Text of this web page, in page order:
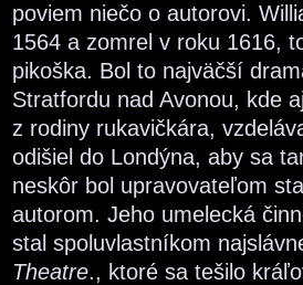
poviem niečo o autorovi.
1564 a zomrel v roku 1616,
pikoška. Bol to najväčší
Stratfordu nad Avonou, kde
z rodiny rukavičkára,
odišiel do Londýna, aby sa
neskôr bol upravovateľom
autorom. Jeho umelecká
stal spoluvlastníkom
Theatre., ktoré sa tešilo